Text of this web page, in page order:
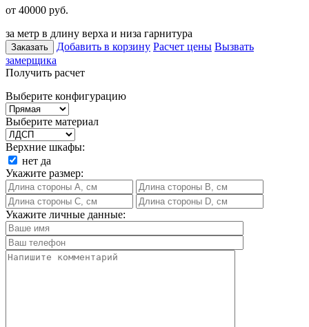
от 40000 руб.
за метр в длину верха и низа гарнитура
Заказать Добавить в корзину Расчет цены Вызвать
замерщика
Получить расчет
Выберите конфигурацию
Выберите материал
Верхние шкафы:
нет да
Укажите размер:
Укажите личные данные: